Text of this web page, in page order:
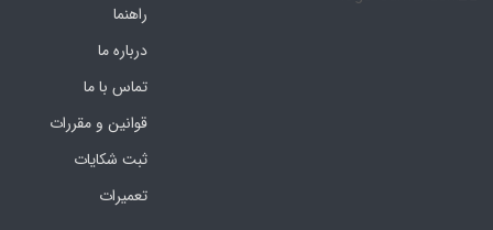
راهنما
درباره ما
تماس با ما
قوانین و مقررات
ثبت شکایات
تعمیرات